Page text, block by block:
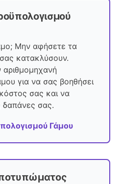
Μην αφήσετε τα
κατακλύσουν.
αριθμομηχανή
για να σας βοηθήσει
σας και να
δαπάνες σας.
Γάμου